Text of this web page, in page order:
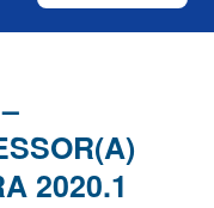
2020.1